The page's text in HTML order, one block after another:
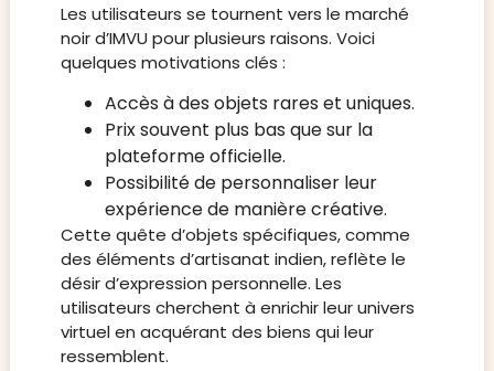
Les utilisateurs se tournent vers le marché
noir d’IMVU pour plusieurs raisons. Voici
quelques motivations clés :
Accès à des objets rares et uniques.
Prix souvent plus bas que sur la
plateforme officielle.
Possibilité de personnaliser leur
expérience de manière créative.
Cette quête d’objets spécifiques, comme
des éléments d’artisanat indien, reflète le
désir d’expression personnelle. Les
utilisateurs cherchent à enrichir leur univers
virtuel en acquérant des biens qui leur
ressemblent.